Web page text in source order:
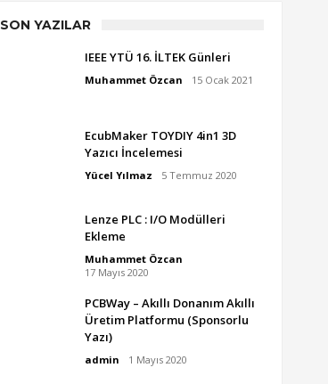
SON YAZILAR
IEEE YTÜ 16. İLTEK Günleri
Muhammet Özcan 15 Ocak 2021
EcubMaker TOYDIY 4in1 3D
Yazıcı İncelemesi
Yücel Yılmaz 5 Temmuz 2020
Lenze PLC : I/O Modülleri
Ekleme
Muhammet Özcan
17 Mayıs 2020
PCBWay – Akıllı Donanım Akıllı
Üretim Platformu (Sponsorlu
Yazı)
admin 1 Mayıs 2020